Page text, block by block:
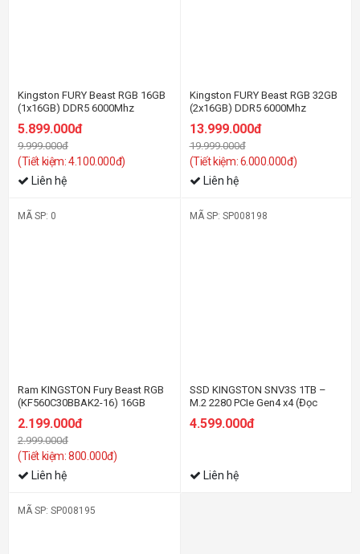
Kingston FURY Beast RGB 16GB
(1x16GB) DDR5 6000Mhz
5.899.000đ
9.999.000đ
(Tiết kiệm: 4.100.000đ)
Liên hệ
Kingston FURY Beast RGB 32GB
(2x16GB) DDR5 6000Mhz
EXPO)
13.999.000đ
19.999.000đ
(Tiết kiệm: 6.000.000đ)
Liên hệ
MÃ SP: 0
Ram KINGSTON Fury Beast RGB
(KF560C30BBAK2-16) 16GB
(2x8GB) DDR5 6000MHz
2.199.000đ
2.999.000đ
(Tiết kiệm: 800.000đ)
Liên hệ
MÃ SP: SP008198
SSD KINGSTON SNV3S 1TB –
M.2 2280 PCIe Gen4 x4 (Đọc
6000MB/s - Ghi 4000MB/s) -
(SNV3S/1000G)
4.599.000đ
Liên hệ
MÃ SP: SP008195